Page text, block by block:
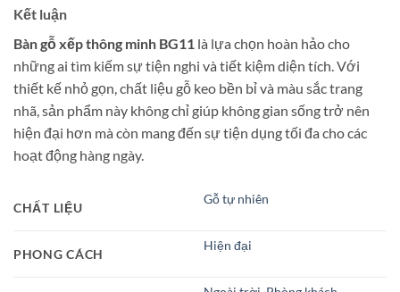
Kết luận
Bàn gỗ xếp thông minh BG11 là lựa chọn hoàn hảo cho
những ai tìm kiếm sự tiện nghi và tiết kiệm diện tích. Với
thiết kế nhỏ gọn, chất liệu gỗ keo bền bỉ và màu sắc trang
nhã, sản phẩm này không chỉ giúp không gian sống trở nên
hiện đại hơn mà còn mang đến sự tiện dụng tối đa cho các
hoạt động hàng ngày.
CHẤT LIỆU
Gỗ tự nhiên
PHONG CÁCH
Hiện đại